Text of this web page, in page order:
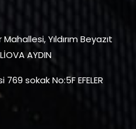
Yıldırım Beyazıt
AYDIN
sokak No:5F EFELER